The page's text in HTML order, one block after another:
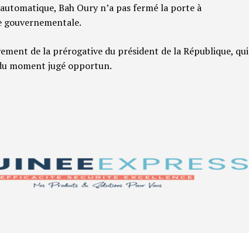
Bah Oury n’a pas fermé la porte à
gouvernementale.
de la prérogative du président de la République, qui
moment jugé opportun.